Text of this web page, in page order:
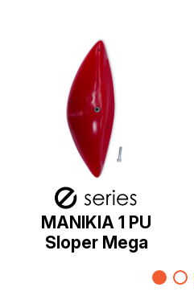
MANIKIA 1 PU
Sloper Mega